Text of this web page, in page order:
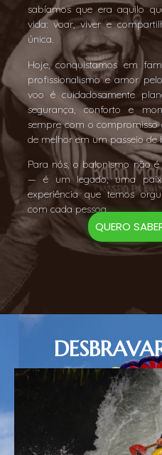
sabíamos que era aquilo
vida: voar, viver e
única.
Hoje, conquistamos em
profissionalismo e amor
voo é cuidadosamente
segurança, conforto e
sempre com o compromisso
de melhor em um passeio de
Para nós, o balonismo não
— é um legado, uma
experiência que temos
com cada pessoa.
QUERO